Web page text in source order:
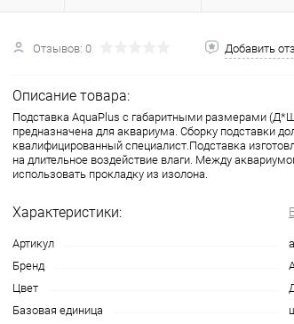
Отзывов: 0 Добавить
Описание товара:
Подставка AquaPlus с габаритными размерами
предназначена для аквариума. Сборку подставки
квалифицированный специалист.Подставка
на длительное воздействие влаги. Между
использовать прокладку из изолона.
Характеристики:
Артикул
Бренд
Цвет
Базовая единица